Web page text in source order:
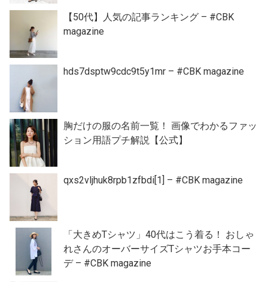
【50代】人気の記事ランキング – #CBK
magazine
hds7dsptw9cdc9t5y1mr – #CBK magazine
胸だけの服の名前一覧！ 画像でわかるファッ
ション用語プチ解説【公式】
qxs2vljhuk8rpb1zfbdi[1] – #CBK magazine
「大きめTシャツ」40代はこう着る！ おしゃ
れさんのオーバーサイズTシャツお手本コー
デ – #CBK magazine